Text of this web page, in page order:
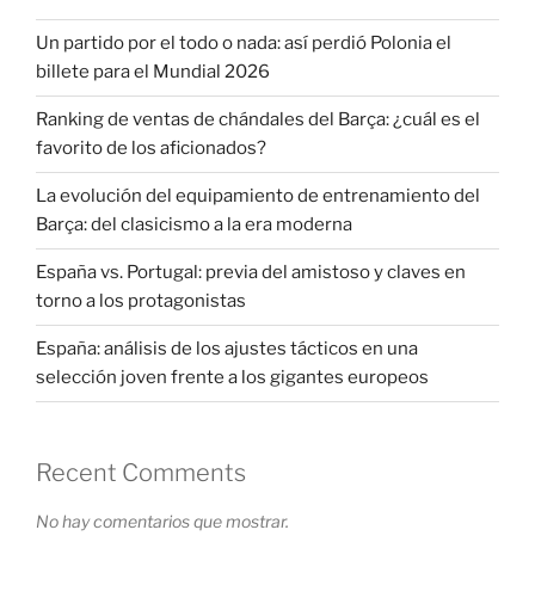
Un partido por el todo o nada: así perdió Polonia el
billete para el Mundial 2026
Ranking de ventas de chándales del Barça: ¿cuál es el
favorito de los aficionados?
La evolución del equipamiento de entrenamiento del
Barça: del clasicismo a la era moderna
España vs. Portugal: previa del amistoso y claves en
torno a los protagonistas
España: análisis de los ajustes tácticos en una
selección joven frente a los gigantes europeos
Recent Comments
No hay comentarios que mostrar.